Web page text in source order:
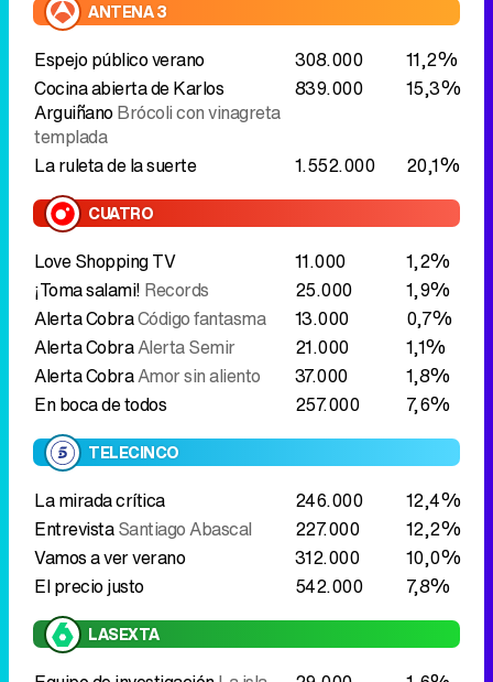
La ruleta de la suerte 20,1%
CUATRO
Love Shopping TV
¡Toma salami!
Alerta CobraCódigo fantasma 13.000
0,7%
Alerta CobraAlerta Semir 21.000
1,1%
Alerta CobraAmor sin aliento 37.000
1,8%
En boca de todos
257.000 7,6%
TELECINCO
La mirada crítica 246.000
12,4%
EntrevistaSantiago Abascal 227.000
12,2%
Vamos a ver verano
312.000
10,0%
El precio justo
542.000 7,8%
Equipo de investigaciónLa isla
del dinero
29.000
1,6%
Aruser@s Fresh
147.000
7,2%
Al rojo vivo
Informativos